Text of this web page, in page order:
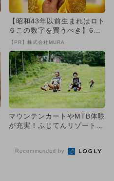
【昭和43年以前生まれはロト
６この数字を買うべき】6つ
の数字が「完全一致」する
【PR】株式会社MURA
マウンテンカートやMTB体験
が充実！ふじてんリゾートが
Recommended by